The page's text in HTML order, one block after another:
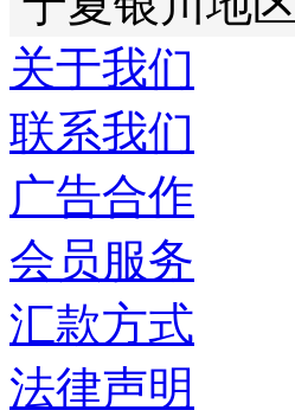
关于我们
联系我们
广告合作
会员服务
汇款方式
法律声明